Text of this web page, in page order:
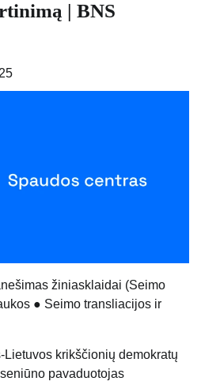
| BNS
žiniasklaidai (Seimo
● Seimo transliacijos ir
krikščionių demokratų
pavaduotojas